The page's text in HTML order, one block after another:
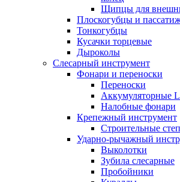
Щипцы для
Плоскогубцы и
Тонкогубцы
Кусачки торцевые
Дыроколы
Слесарный инструмент
Фонари и переноски
Переноски
Аккумуляторные
Налобные фонари
Крепежный инструмент
Строительные
Ударно-рычажный
Выколотки
Зубила слесарные
Пробойники